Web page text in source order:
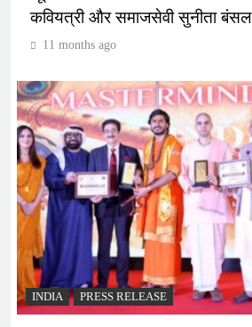
कवियत्री और समाजसेवी सुनीता बंसल
11 months ago
INDIA PRESS RELEASE